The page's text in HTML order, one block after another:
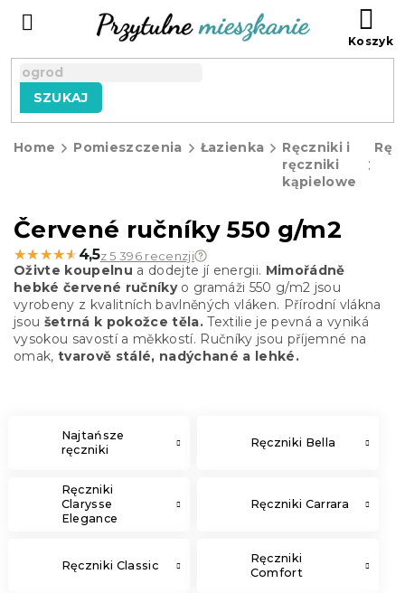
SZUKAJ
Home Pomieszczenia Łazienka
Ręczniki i
ręczniki
kąpielowe
Červené ručníky 550 g/m2
★★★★★
★★★★★ 4,5z 5 396 recenzji
Oživte koupelnu a dodejte jí energii. Mimořádně
hebké červené ručníkyo gramáži 550 g/m2 jsou
vyrobeny z kvalitních bavlněných vláken. Přírodní vlákna
jsou šetrná k pokožce těla. Textilie je pevná a vyniká
vysokou savostí a měkkostí. Ručníky jsou příjemné na
omak, tvarově stálé, nadýchané a lehké.
Najtańsze
ręczniki
Ręczniki Bella
Ręczniki
Clarysse
Elegance
Ręczniki Carrara
Ręczniki Classic
Ręczniki
Comfort